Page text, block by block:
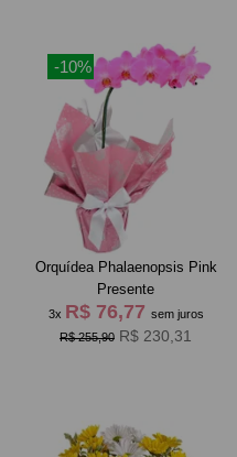
-10%
Orquídea Phalaenopsis Pink
Presente
3x R$ 76,77 sem juros
R$ 255,90 R$ 230,31